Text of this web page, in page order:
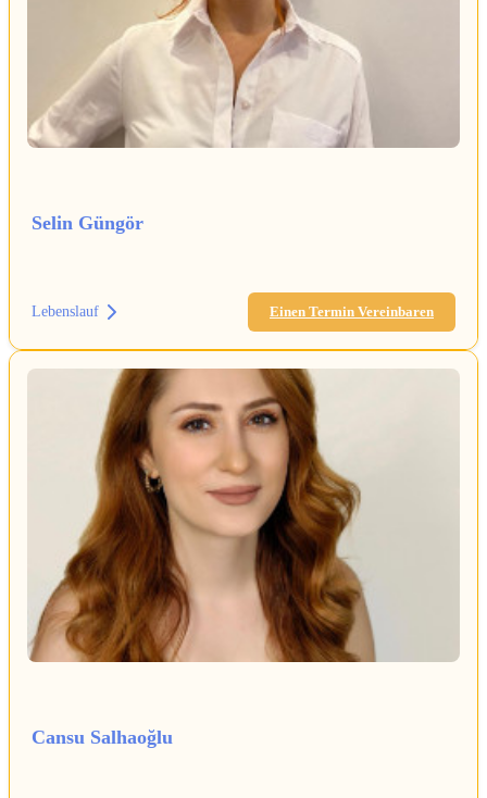
Selin Güngör
Lebenslauf Einen Termin Vereinbaren
Cansu Salhaoğlu